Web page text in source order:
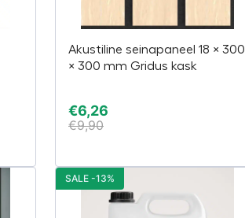
Akustiline seinapaneel 18 × 300
× 300 mm Gridus kask
€6,26
€9,90
SALE -13%